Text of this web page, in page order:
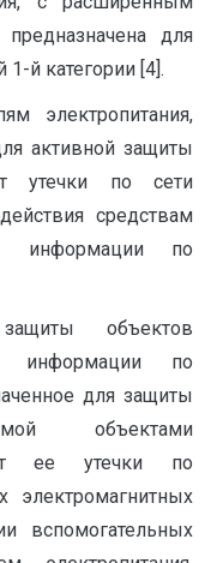
для
й категории [4].
электропитания,
активной защиты
утечки по сети
средствам
информации по
объектов
информации по
для защиты
объектами
от ее утечки по
электромагнитных
вспомогательных